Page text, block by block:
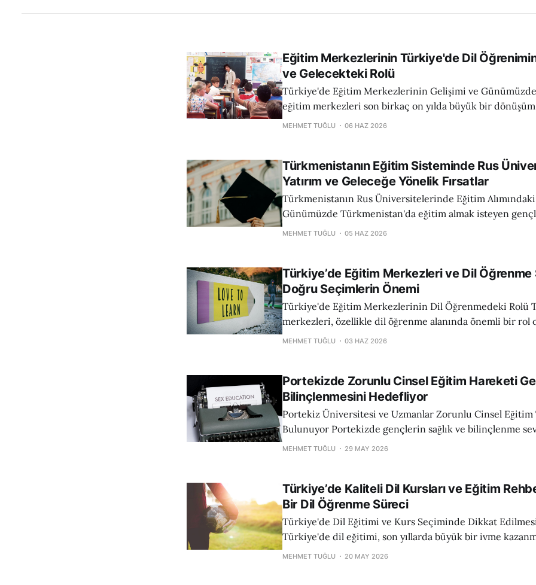
Eğitim Merkezlerinin Türkiye'de Dil
ve Gelecekteki Rolü
Türkiye'de Eğitim Merkezlerinin Gelişimi ve Günümüzdeki Yeri
eğitim merkezleri son birkaç on yılda büyük bir
Geleneksel okul yapılarının ötesine geçerek, özel dil
eğitim
MEHMET TUĞLU 06 HAZ 2026
Türkmenistanın Eğitim Sisteminde Rus
Yatırım ve Geleceğe Yönelik Fırsatlar
Türkmenistanın Rus Üniversitelerinde Eğitim Alımındaki
Günümüzde Türkmenistan'da eğitim almak isteyen
kapılar aralanmaya devam ediyor. Özellikle Rusya'nın
ülkedeki eğitim
MEHMET TUĞLU 05 HAZ 2026
Türkiye’de Eğitim Merkezleri ve Dil
Doğru Seçimlerin Önemi
Türkiye'de Eğitim Merkezlerinin Dil Öğrenmedeki Rolü Türkiye'de eğitim
merkezleri, özellikle dil öğrenme alanında önemli bir rol
eğitim teknolojileri ve artan yurtiçi talep sayesinde bu
MEHMET TUĞLU 03 HAZ 2026
Portekizde Zorunlu Cinsel Eğitim Hareketi
Bilinçlenmesini Hedefliyor
Portekiz Üniversitesi ve Uzmanlar Zorunlu Cinsel Eğitim
Bulunuyor Portekizde gençlerin sağlık ve bilinçlenme seviyesini artırmak
amacıyla Ulusal Ebeveynler Konfederasyonu (CONFAP)
vakaları ve ergen gebelikleri göz önüne alınarak
MEHMET TUĞLU 29 MAY 2026
Türkiye’de Kaliteli Dil Kursları ve Eğitim
Bir Dil Öğrenme Süreci
Türkiye'de Dil Eğitimi ve Kurs Seçiminde Dikkat
Türkiye'de dil eğitimi, son yıllarda büyük bir ivme
hem de yetişkinler arasında popülerlik olarak artış
MEHMET TUĞLU 20 MAY 2026